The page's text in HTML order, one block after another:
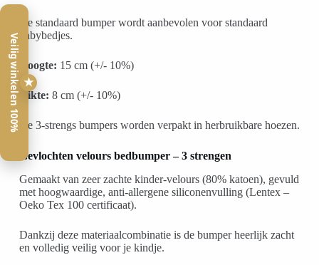
De standaard bumper wordt aanbevolen voor standaard
babybedjes.
Hoogte: 15 cm (+/- 10%)
Dikte: 8 cm (+/- 10%)
De 3-strengs bumpers worden verpakt in herbruikbare hoezen.
Gevlochten velours bedbumper – 3 strengen
Gemaakt van zeer zachte kinder-velours (80% katoen), gevuld
met hoogwaardige, anti-allergene siliconenvulling (Lentex –
Oeko Tex 100 certificaat).
Dankzij deze materiaalcombinatie is de bumper heerlijk zacht
en volledig veilig voor je kindje.
★
Veilig winkelen 100%